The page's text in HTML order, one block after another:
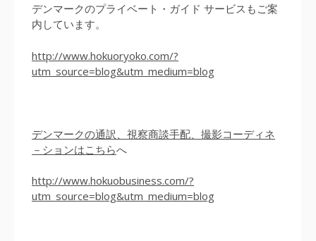
デンマークのプライベート・ガイド サービスもご案
内しています。
http://www.hokuoryoko.com/?
utm_source=blog&utm_medium=blog
デンマークの通訳、視察商談手配、撮影コーディネ
－ションはこちらへ
http://www.hokuobusiness.com/?
utm_source=blog&utm_medium=blog